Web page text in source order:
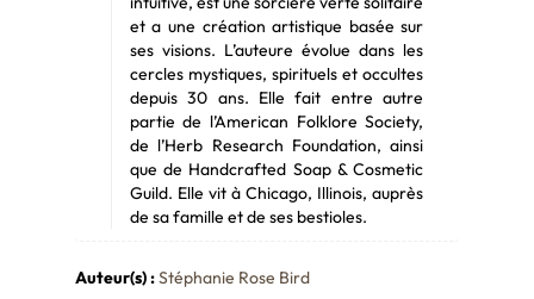
et a une création artistique basée sur
ses visions. L’auteure évolue dans les
cercles mystiques, spirituels et occultes
depuis 30 ans. Elle fait entre autre
partie de l’American Folklore Society,
de l’Herb Research Foundation, ainsi
que de Handcrafted Soap & Cosmetic
Guild. Elle vit à Chicago, Illinois, auprès
de sa famille et de ses bestioles.
Auteur(s) :Stéphanie Rose Bird